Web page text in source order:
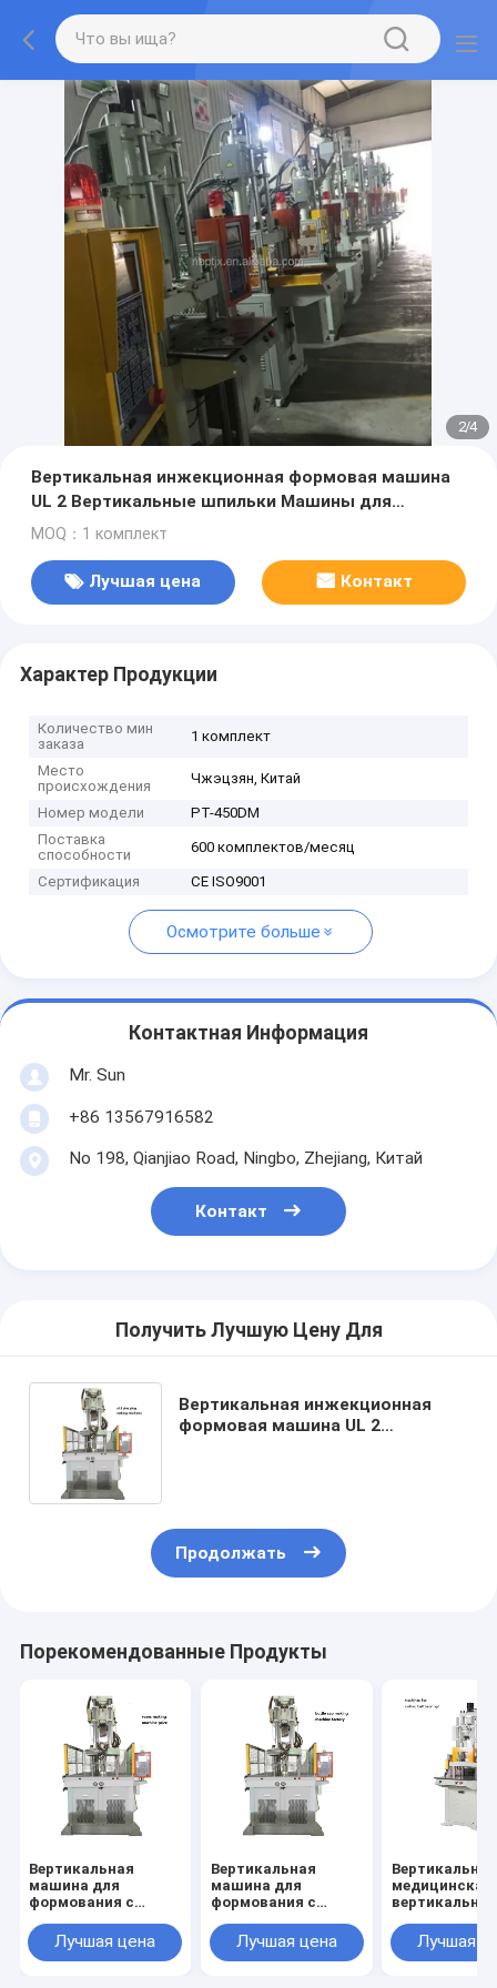
2/4
Вертикальная инжекционная формовая машина
UL 2 Вертикальные шпильки Машины для
изготовления розетки
MOQ：1 комплект
Лучшая цена Контакт
Характер Продукции
Количество мин
заказа
1 комплект
Место
происхождения
Чжэцзян, Китай
Номер модели
PT-450DM
Поставка
способности
600 комплектов/месяц
Сертификация CE ISO9001
Осмотрите больше
Контактная Информация
Mr. Sun
+86 13567916582
No 198, Qianjiao Road, Ningbo, Zhejiang, Китай
Контакт
Получить Лучшую Цену Для
Вертикальная инжекционная
формовая машина UL 2
Продолжать
Порекомендованные Продукты
Вертикальная
машина для
формования с
Лучшая цена
Вертикальная
машина для
формования с
Лучшая цена
Вертикальная
медицинская
вертикальная
формования
Лучшая